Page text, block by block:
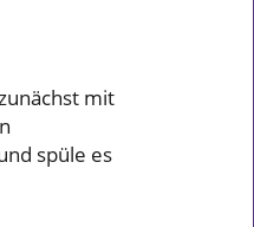
mit
spüle es